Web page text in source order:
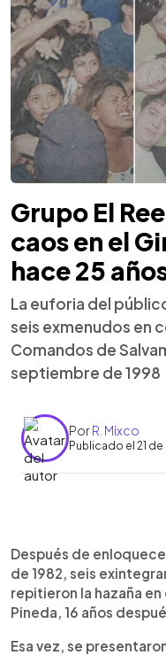
Grupo El
caos en el
hace 25
La euforia del
seis exmenudos en
Comandos de
septiembre de 1998
PorR. Mixco
Publicado el 21
► Escuchar
Después de
de 1982, seis
repitieron la hazaña
Pineda, 16 años
Esa vez, se